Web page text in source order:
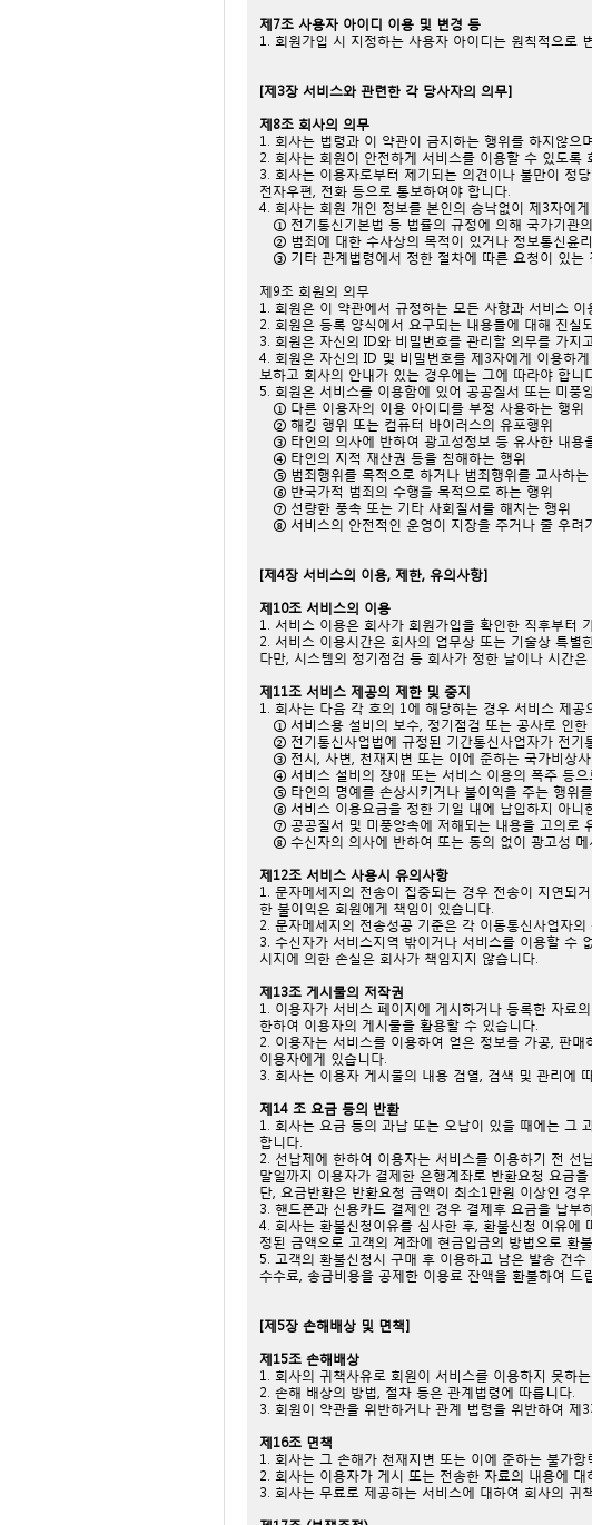
제7조 사용자 아이디 이용 및 변경 등
1. 회원가입 시 지정하는 사용자 아이디는 원칙적으로
[제3장 서비스와 관련한 각 당사자의 의무]
제8조 회사의 의무
1. 회사는 법령과 이 약관이 금지하는 행위를 하지않
2. 회사는 회원이 안전하게 서비스를 이용할 수 있도록
3. 회사는 이용자로부터 제기되는 의견이나 불만이 정
전자우편, 전화 등으로 통보하여야 합니다.
4. 회사는 회원 개인 정보를 본인의 승낙없이 제3자에
① 전기통신기본법 등 법률의 규정에 의해 국가기관
② 범죄에 대한 수사상의 목적이 있거나 정보통신윤
③ 기타 관계법령에서 정한 절차에 따른 요청이 있는
제9조 회원의 의무
1. 회원은 이 약관에서 규정하는 모든 사항과 서비스
2. 회원은 등록 양식에서 요구되는 내용들에 대해 진실
3. 회원은 자신의 ID와 비밀번호를 관리할 의무를 가
4. 회원은 자신의 ID 및 비밀번호를 제3자에게 이용하
보하고 회사의 안내가 있는 경우에는 그에 따라야 합니
5. 회원은 서비스를 이용함에 있어 공공질서 또는 미풍
① 다른 이용자의 이용 아이디를 부정 사용하는 행위
② 해킹 행위 또는 컴퓨터 바이러스의 유포행위
③ 타인의 의사에 반하여 광고성정보 등 유사한 내용
④ 타인의 지적 재산권 등을 침해하는 행위
⑤ 범죄행위를 목적으로 하거나 범죄행위를 교사하는
⑥ 반국가적 범죄의 수행을 목적으로 하는 행위
⑦ 선량한 풍속 또는 기타 사회질서를 해치는 행위
⑧ 서비스의 안전적인 운영이 지장을 주거나 줄 우려
[제4장 서비스의 이용, 제한, 유의사항]
제10조 서비스의 이용
1. 서비스 이용은 회사가 회원가입을 확인한 직후부터
2. 서비스 이용시간은 회사의 업무상 또는 기술상 특
다만, 시스템의 정기점검 등 회사가 정한 날이나 시간
제11조 서비스 제공의 제한 및 중지
1. 회사는 다음 각 호의 1에 해당하는 경우 서비스 제
① 서비스용 설비의 보수, 정기점검 또는 공사로 인한
② 전기통신사업법에 규정된 기간통신사업자가 전기
③ 전시, 사변, 천재지변 또는 이에 준하는 국가비상
④ 서비스 설비의 장애 또는 서비스 이용의 폭주 등으
⑤ 타인의 명예를 손상시키거나 불이익을 주는 행위
⑥ 서비스 이용요금을 정한 기일 내에 납입하지 아니
⑦ 공공질서 및 미풍양속에 저해되는 내용을 고의로
⑧ 수신자의 의사에 반하여 또는 동의 없이 광고성 메
제12조 서비스 사용시 유의사항
1. 문자메세지의 전송이 집중되는 경우 전송이 지연되
한 불이익은 회원에게 책임이 있습니다.
2. 문자메세지의 전송성공 기준은 각 이동통신사업자
3. 수신자가 서비스지역 밖이거나 서비스를 이용할 수
시지에 의한 손실은 회사가 책임지지 않습니다.
제13조 게시물의 저작권
1. 이용자가 서비스 페이지에 게시하거나 등록한 자료
한하여 이용자의 게시물을 활용할 수 있습니다.
2. 이용자는 서비스를 이용하여 얻은 정보를 가공, 판
이용자에게 있습니다.
3. 회사는 이용자 게시물의 내용 검열, 검색 및 관리에
제14 조 요금 등의 반환
1. 회사는 요금 등의 과납 또는 오납이 있을 때에는 그
합니다.
2. 선납제에 한하여 이용자는 서비스를 이용하기 전
말일까지 이용자가 결제한 은행계좌로 반환요청 요금을
단, 요금반환은 반환요청 금액이 최소1만원 이상인 경
3. 핸드폰과 신용카드 결제인 경우 결제후 요금을 납부
4. 회사는 환불신청이유를 심사한 후, 환불신청 이유
정된 금액으로 고객의 계좌에 현금입금의 방법으로 환
5. 고객의 환불신청시 구매 후 이용하고 남은 발송 건
수수료, 송금비용을 공제한 이용료 잔액을 환불하여 드
[제5장 손해배상 및 면책]
제15조 손해배상
1. 회사의 귀책사유로 회원이 서비스를 이용하지 못하
2. 손해 배상의 방법, 절차 등은 관계법령에 따릅니다.
3. 회원이 약관을 위반하거나 관계 법령을 위반하여
제16조 면책
1. 회사는 그 손해가 천재지변 또는 이에 준하는 불가
2. 회사는 이용자가 게시 또는 전송한 자료의 내용에 대
3. 회사는 무료로 제공하는 서비스에 대하여 회사의 귀